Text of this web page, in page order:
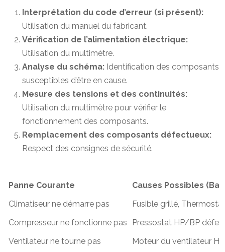
Interprétation du code d’erreur (si présent):
Utilisation du manuel du fabricant.
Vérification de l’alimentation électrique:
Utilisation du multimètre.
Analyse du schéma: Identification des composants
susceptibles d’être en cause.
Mesure des tensions et des continuités:
Utilisation du multimètre pour vérifier le
fonctionnement des composants.
Remplacement des composants défectueux:
Respect des consignes de sécurité.
Panne Courante
Causes Possibles
Climatiseur ne démarre pas
Fusible grillé,
Compresseur ne fonctionne pas
Pressostat HP/BP
Ventilateur ne tourne pas
Moteur du ventilateur